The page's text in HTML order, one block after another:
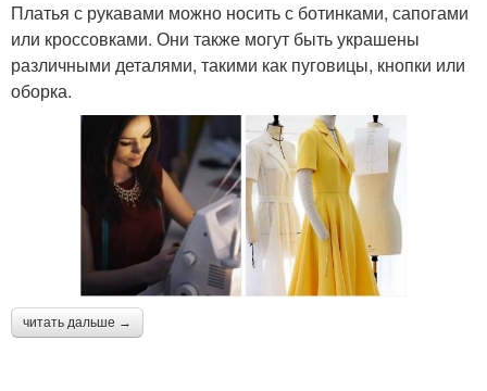
Платья с рукавами можно носить с ботинками, сапогами
или кроссовками. Они также могут быть украшены
различными деталями, такими как пуговицы, кнопки или
оборка.
читать дальше →